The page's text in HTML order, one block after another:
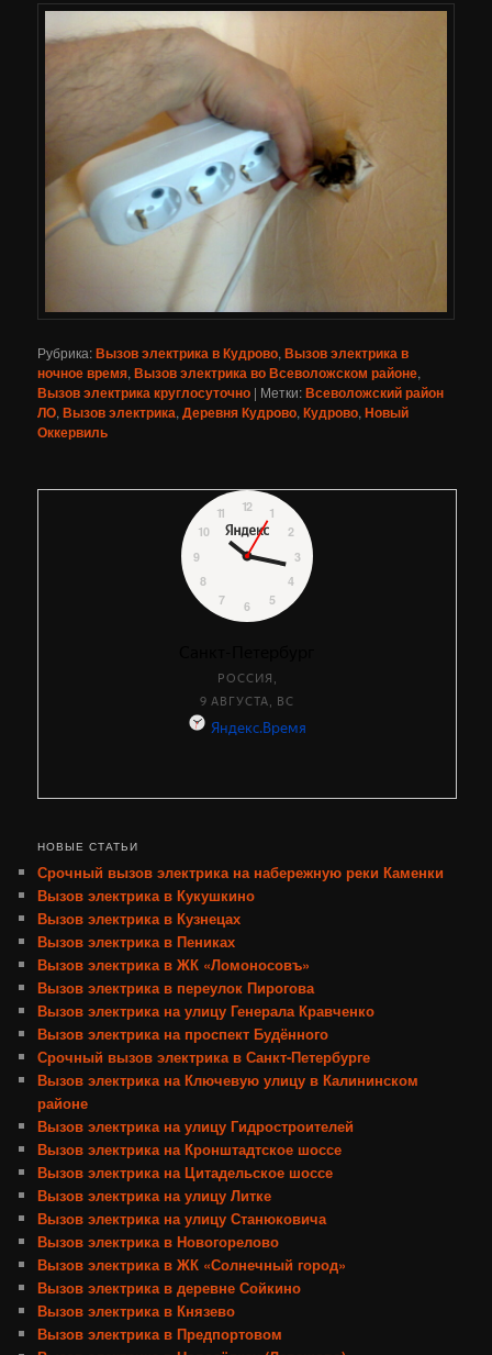
Рубрика:Вызов электрика в Кудрово,Вызов электрика в
ночное время,Вызов электрика во Всеволожском районе,
Вызов электрика круглосуточно | Метки:Всеволожский район
ЛО,Вызов электрика,Деревня Кудрово,Кудрово,Новый
Оккервиль
НОВЫЕ СТАТЬИ
Срочный вызов электрика на набережную реки Каменки
Вызов электрика в Кукушкино
Вызов электрика в Кузнецах
Вызов электрика в Пениках
Вызов электрика в ЖК «Ломоносовъ»
Вызов электрика в переулок Пирогова
Вызов электрика на улицу Генерала Кравченко
Вызов электрика на проспект Будённого
Срочный вызов электрика в Санкт-Петербурге
Вызов электрика на Ключевую улицу в Калининском
районе
Вызов электрика на улицу Гидростроителей
Вызов электрика на Кронштадтское шоссе
Вызов электрика на Цитадельское шоссе
Вызов электрика на улицу Литке
Вызов электрика на улицу Станюковича
Вызов электрика в Новогорелово
Вызов электрика в ЖК «Солнечный город»
Вызов электрика в деревне Сойкино
Вызов электрика в Князево
Вызов электрика в Предпортовом